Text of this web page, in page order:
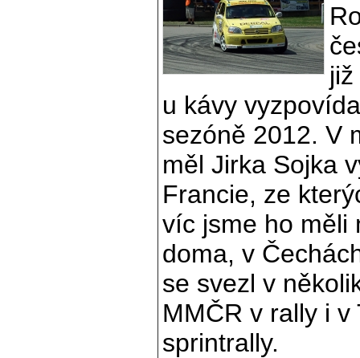
u kávy
sezóně 2012. V
měl Jirka Sojka
Francie, ze
víc jsme ho měli
doma, v
se svezl v
MMČR v rally i
sprintrally.